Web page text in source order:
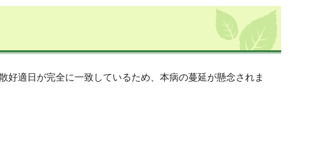
適日が完全に一致しているため、本病の蔓延が懸念されま